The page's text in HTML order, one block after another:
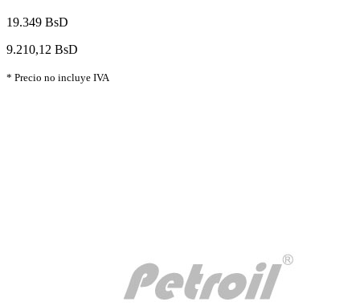
19.349 BsD
9.210,12 BsD
* Precio no incluye IVA